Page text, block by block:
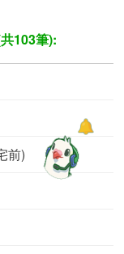
103筆):
前)